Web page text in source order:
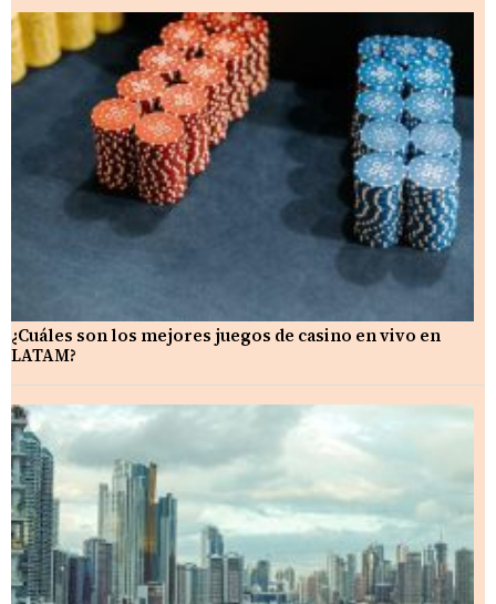
¿Cuáles son los mejores juegos de casino en vivo en
LATAM?